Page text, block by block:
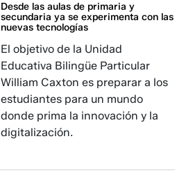
Desde las aulas de primaria y
secundaria ya se experimenta con las
nuevas tecnologías
El objetivo de la Unidad
Educativa Bilingüe Particular
William Caxton es preparar a los
estudiantes para un mundo
donde prima la innovación y la
digitalización.